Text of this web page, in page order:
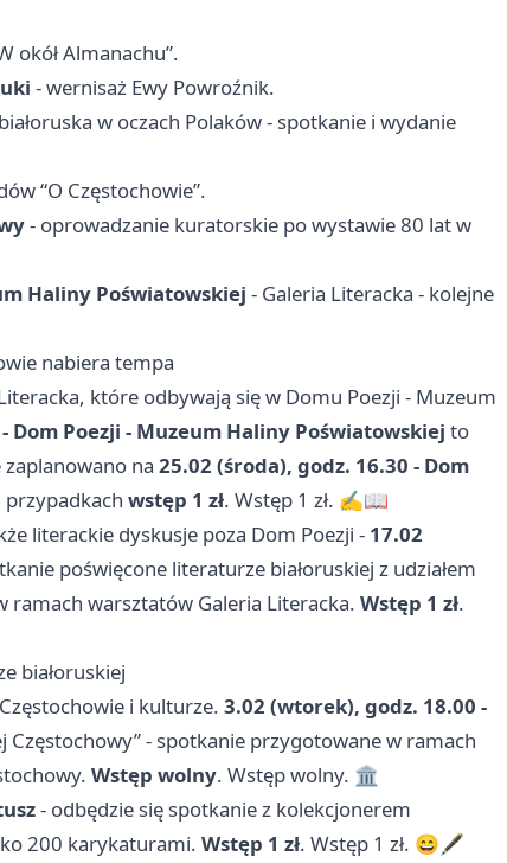
okół Almanachu”.
- wernisaż Ewy Powroźnik.
w oczach Polaków - spotkanie i wydanie
“O Częstochowie”.
- oprowadzanie kuratorskie po wystawie 80 lat w
Haliny Poświatowskiej - Galeria Literacka - kolejne
nabiera tempa
które odbywają się w Domu Poezji - Muzeum
Dom Poezji - Muzeum Haliny Poświatowskiej to
na 25.02 (środa), godz. 16.30 - Dom
przypadkach wstęp 1 zł. Wstęp 1 zł. ✍️📖
literackie dyskusje poza Dom Poezji - 17.02
poświęcone literaturze białoruskiej z udziałem
ramach warsztatów Galeria Literacka. Wstęp 1 zł.
białoruskiej
i kulturze. 3.02 (wtorek), godz. 18.00 -
- spotkanie przygotowane w ramach
Wstęp wolny. Wstęp wolny. 🏛️
- odbędzie się spotkanie z kolekcjonerem
200 karykaturami. Wstęp 1 zł. Wstęp 1 zł. 😄🖋️